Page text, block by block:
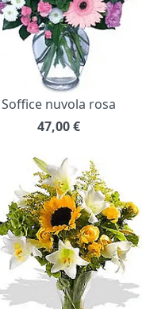
Soffice nuvola rosa
47,00€